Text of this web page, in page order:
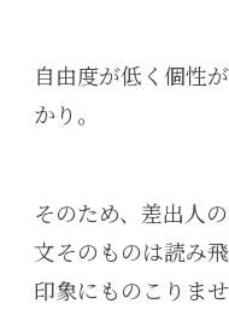
自由度が低く個性
かり。
そのため、差出人
文そのものは読み
印象にものこりませ